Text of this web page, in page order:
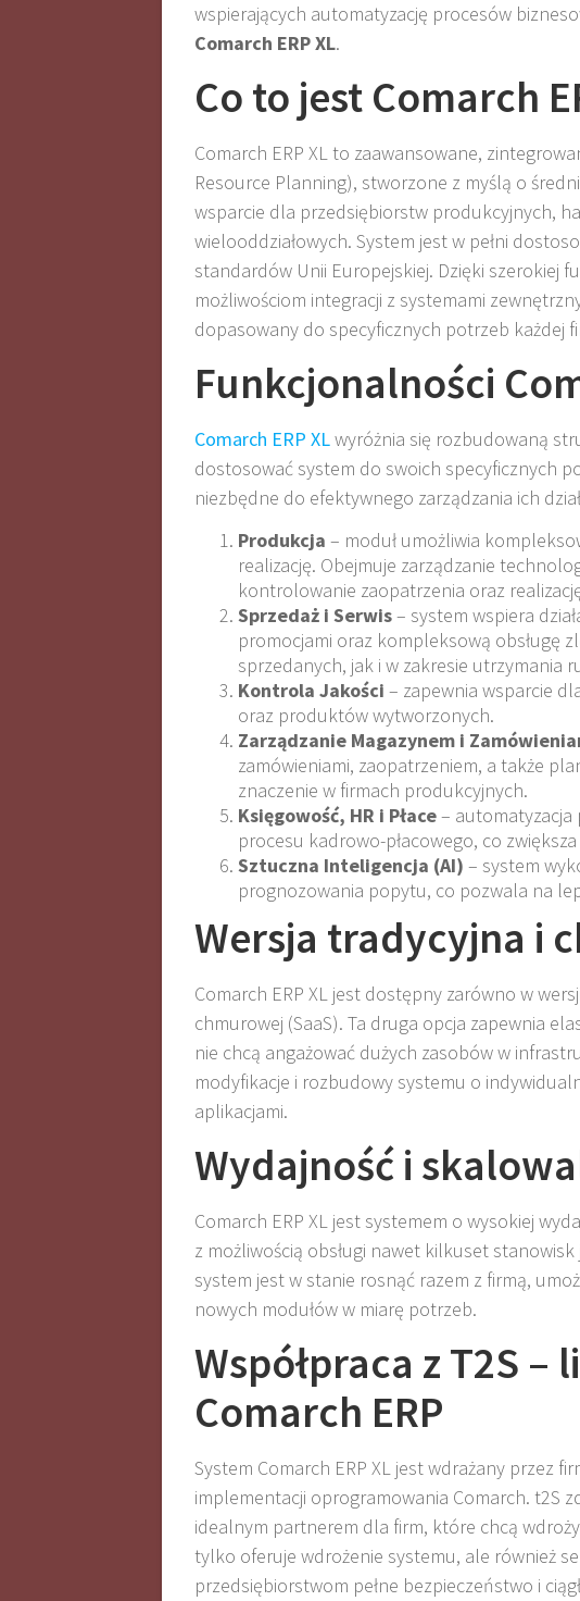
wspierających automatyzację procesów
Comarch ERP XL.
Co to jest Comarch
Comarch ERP XL to zaawansowane,
Resource Planning), stworzone z myślą o
wsparcie dla przedsiębiorstw produkcyjnych,
wielooddziałowych. System jest w pełni
standardów Unii Europejskiej. Dzięki szerokiej
możliwościom integracji z systemami
dopasowany do specyficznych potrzeb każdej
Funkcjonalności
Comarch ERP XLwyróżnia się rozbudowaną
dostosować system do swoich specyficznych
niezbędne do efektywnego zarządzania ich
Produkcja – moduł umożliwia
realizację. Obejmuje zarządzanie
kontrolowanie zaopatrzenia oraz
Sprzedaż i Serwis– system wspiera
promocjami oraz kompleksową obsługę
sprzedanych, jak i w zakresie utrzymania
Kontrola Jakości – zapewnia wsparcie
oraz produktów wytworzonych.
Zarządzanie Magazynem i
zamówieniami, zaopatrzeniem, a także
znaczenie w firmach produkcyjnych.
Księgowość, HR i Płace– automatyzacja
procesu kadrowo-płacowego, co
Sztuczna Inteligencja (AI) – system
prognozowania popytu, co pozwala na
Wersja tradycyjna i
Comarch ERP XL jest dostępny zarówno w
chmurowej (SaaS). Ta druga opcja zapewnia
nie chcą angażować dużych zasobów w
modyfikacje i rozbudowy systemu o
aplikacjami.
Wydajność i
Comarch ERP XL jest systemem o wysokiej
z możliwością obsługi nawet kilkuset
system jest w stanie rosnąć razem z firmą,
nowych modułów w miarę potrzeb.
Współpraca z T2S
Comarch ERP
System Comarch ERP XL jest wdrażany przez
implementacji oprogramowania Comarch. t2S
idealnym partnerem dla firm, które chcą
tylko oferuje wdrożenie systemu, ale również
przedsiębiorstwom pełne bezpieczeństwo i